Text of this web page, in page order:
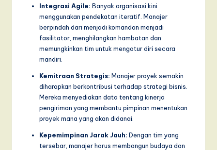
Integrasi Agile: Banyak organisasi kini
menggunakan pendekatan iteratif. Manajer
berpindah dari menjadi komandan menjadi
fasilitator, menghilangkan hambatan dan
memungkinkan tim untuk mengatur diri secara
mandiri.
Kemitraan Strategis: Manajer proyek semakin
diharapkan berkontribusi terhadap strategi bisnis.
Mereka menyediakan data tentang kinerja
pengiriman yang membantu pimpinan menentukan
proyek mana yang akan didanai.
Kepemimpinan Jarak Jauh: Dengan tim yang
tersebar, manajer harus membangun budaya dan